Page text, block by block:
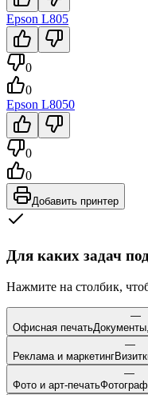
Epson L805
0
0
Epson L8050
0
0
Добавить принтер
Для каких задач
Нажмите на столбик,
—
Офисная печать
—
Реклама и маркетинг
—
Фото и арт-печать